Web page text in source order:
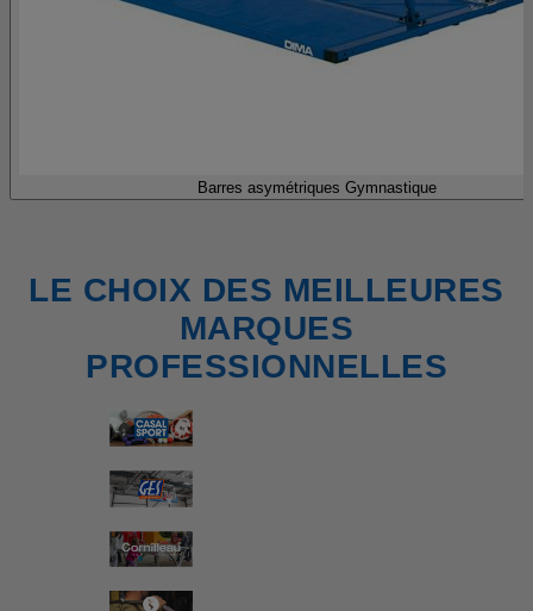
Barres asymétriques Gymnastique
LE CHOIX DES MEILLEURES
MARQUES
PROFESSIONNELLES